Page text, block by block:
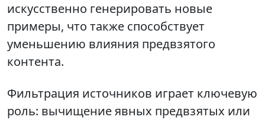
искусственно генерировать новые
примеры, что также способствует
уменьшению влияния предвзятого
контента.
Фильтрация источников играет ключевую
роль: вычищение явных предвзятых или